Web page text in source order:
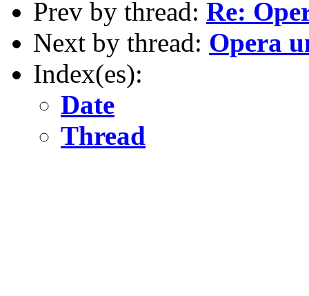
Prev by thread: Re:
Next by thread: Opera
Index(es):
Date
Thread